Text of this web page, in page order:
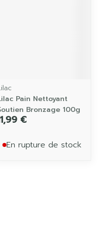
Pain Nettoyant
Bronzage 100g
€
En rupture de stock